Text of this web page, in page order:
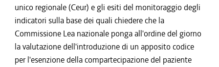
unico regionale (Ceur) e gli esiti del monitoraggio degli
indicatori sulla base dei quali chiedere che la
Commissione Lea nazionale ponga all'ordine del giorno
la valutazione dell'introduzione di un apposito codice
per l'esenzione della compartecipazione del paziente